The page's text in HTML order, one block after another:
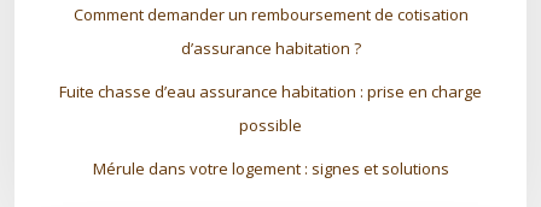
Comment demander un remboursement de cotisation
d’assurance habitation ?
Fuite chasse d’eau assurance habitation : prise en charge
possible
Mérule dans votre logement : signes et solutions